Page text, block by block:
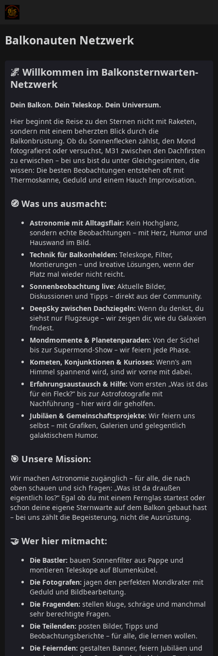
Balkonauten Netzwerk
🌌 Willkommen im Balkonsternwarten-
Netzwerk
Dein Balkon. Dein Teleskop. Dein Universum.
Hier beginnt die Reise zu den Sternen nicht mit Raketen,
sondern mit einem beherzten Blick durch die
Balkonbrüstung. Ob du Sonnenflecken zählst, den Mond
fotografierst oder versuchst, M31 zwischen den Dachfirsten
zu erwischen – bei uns bist du unter Gleichgesinnten, die
wissen: Die besten Beobachtungen entstehen oft mit
Thermoskanne, Geduld und einem Hauch Improvisation.
🧭 Was uns ausmacht:
Astronomie mit Alltagsflair: Kein Hochglanz,
sondern echte Beobachtungen – mit Herz, Humor und
Hauswand im Bild.
Technik für Balkonhelden: Teleskope, Filter,
Montierungen – und kreative Lösungen, wenn der
Platz mal wieder nicht reicht.
Sonnenbeobachtung live: Aktuelle Bilder,
Diskussionen und Tipps – direkt aus der Community.
DeepSky zwischen Dachziegeln: Wenn du denkst, du
siehst nur Flugzeuge – wir zeigen dir, wie du Galaxien
findest.
Mondmomente & Planetenparaden: Von der Sichel
bis zur Supermond-Show – wir feiern jede Phase.
Kometen, Konjunktionen & Kurioses: Wenn’s am
Himmel spannend wird, sind wir vorne mit dabei.
Erfahrungsaustausch & Hilfe: Vom ersten „Was ist das
für ein Fleck?“ bis zur Astrofotografie mit
Nachführung – hier wird dir geholfen.
Jubiläen & Gemeinschaftsprojekte: Wir feiern uns
selbst – mit Grafiken, Galerien und gelegentlich
galaktischem Humor.
🎯 Unsere Mission:
Wir machen Astronomie zugänglich – für alle, die nach
oben schauen und sich fragen: „Was ist da draußen
eigentlich los?“ Egal ob du mit einem Fernglas startest oder
schon deine eigene Sternwarte auf dem Balkon gebaut hast
– bei uns zählt die Begeisterung, nicht die Ausrüstung.
🤝 Wer hier mitmacht:
Die Bastler: bauen Sonnenfilter aus Pappe und
montieren Teleskope auf Blumenkübel.
Die Fotografen: jagen den perfekten Mondkrater mit
Geduld und Bildbearbeitung.
Die Fragenden: stellen kluge, schräge und manchmal
sehr berechtigte Fragen.
Die Teilenden: posten Bilder, Tipps und
Beobachtungsberichte – für alle, die lernen wollen.
Die Feiernden: gestalten Banner, feiern Jubiläen und